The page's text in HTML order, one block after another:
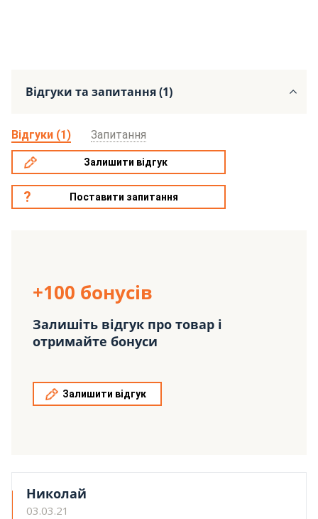
Відгуки та запитання (1)
Відгуки (1) Запитання
Залишити відгук
Поставити запитання
+100 бонусів
Залишіть відгук про товар і
отримайте бонуси
Залишити відгук
Николай
03.03.21